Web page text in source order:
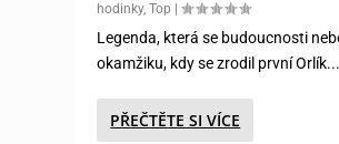
hodinky,Top |
Legenda, která se budoucnosti
okamžiku, kdy se zrodil první Orlík...
PŘEČTĚTE SI VÍCE